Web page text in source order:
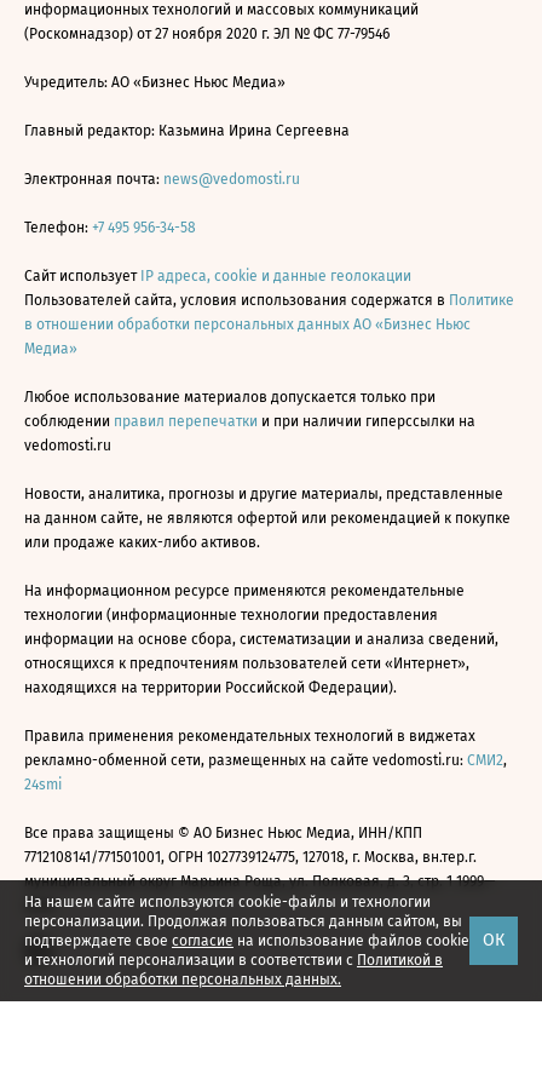
На нашем сайте используются cookie-файлы и технологии
персонализации. Продолжая пользоваться данным сайтом, вы
подтверждаете свое согласие на использование файлов cookie
и технологий персонализации в соответствии с Политикой в
отношении обработки персональных данных.
ОК
информационных технологий и массовых коммуникаций
(Роскомнадзор) от 27 ноября 2020 г. ЭЛ № ФС 77-79546
Учредитель: АО «Бизнес Ньюс Медиа»
Главный редактор: Казьмина Ирина Сергеевна
Электронная почта: news@vedomosti.ru
Телефон: +7 495 956-34-58
Сайт использует IP адреса, cookie и данные геолокации
Пользователей сайта, условия использования содержатся в Политике
в отношении обработки персональных данных АО «Бизнес Ньюс
Медиа»
Любое использование материалов допускается только при
соблюдении правил перепечатки и при наличии гиперссылки на
vedomosti.ru
Новости, аналитика, прогнозы и другие материалы, представленные
на данном сайте, не являются офертой или рекомендацией к покупке
или продаже каких-либо активов.
На информационном ресурсе применяются рекомендательные
технологии (информационные технологии предоставления
информации на основе сбора, систематизации и анализа сведений,
относящихся к предпочтениям пользователей сети «Интернет»,
находящихся на территории Российской Федерации).
Правила применения рекомендательных технологий в виджетах
рекламно-обменной сети, размещенных на сайте vedomosti.ru: СМИ2,
24smi
Все права защищены © АО Бизнес Ньюс Медиа, ИНН/КПП
7712108141/771501001, ОГРН 1027739124775, 127018, г. Москва, вн.тер.г.
муниципальный округ Марьина Роща, ул. Полковая, д. 3, стр. 1 1999—
2026